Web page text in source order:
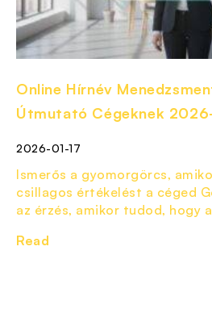
Online Hírnév
Útmutató Cégeknek
2026-01-17
Ismerős a gyomorgörcs,
csillagos értékelést a céged
az érzés, amikor tudod, hogy
Read